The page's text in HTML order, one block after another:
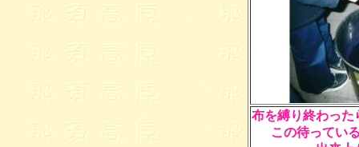
布を縛り終わった
この待ってい